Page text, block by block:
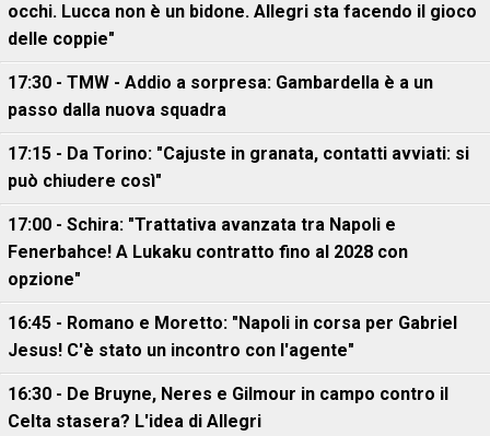
occhi. Lucca non è un bidone. Allegri sta facendo il gioco
delle coppie"
17:30 - TMW - Addio a sorpresa: Gambardella è a un
passo dalla nuova squadra
17:15 - Da Torino: "Cajuste in granata, contatti avviati: si
può chiudere così"
17:00 - Schira: "Trattativa avanzata tra Napoli e
Fenerbahce! A Lukaku contratto fino al 2028 con
opzione"
16:45 - Romano e Moretto: "Napoli in corsa per Gabriel
Jesus! C'è stato un incontro con l'agente"
16:30 - De Bruyne, Neres e Gilmour in campo contro il
Celta stasera? L'idea di Allegri